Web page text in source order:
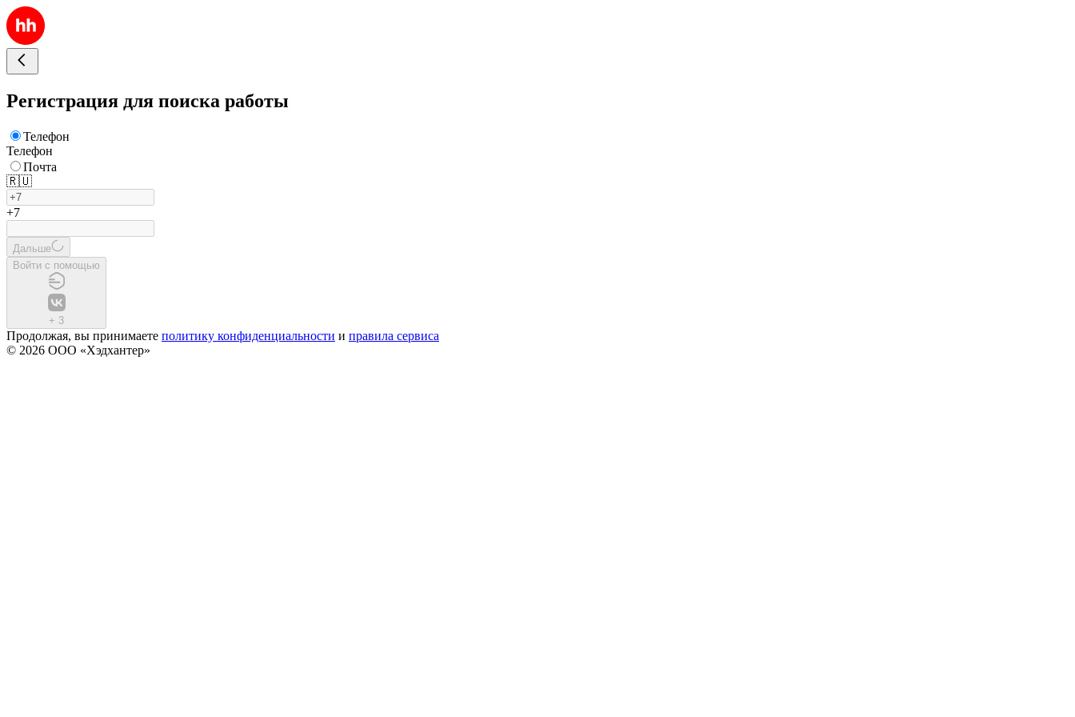
Регистрация для поиска работы
Телефон
Телефон
Почта
🇷🇺
+7
Дальше
Войти с помощью
+ 3
Продолжая, вы принимаете политику конфиденциальности и правила сервиса
© 2026 ООО «Хэдхантер»